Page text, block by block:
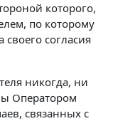
которого,
по которому
согласия
никогда, ни
Оператором
связанных с